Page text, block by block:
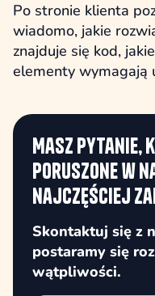
Po stronie klienta
wiadomo, jakie
znajduje się kod,
elementy wymagają
Masz pytanie,
poruszone w
najczęściej
Skontaktuj się z
postaramy się
wątpliwości.